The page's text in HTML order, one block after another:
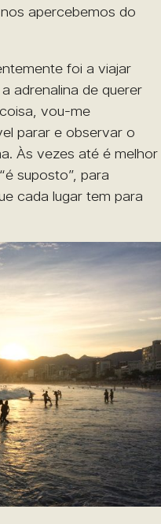
apercebemos do
foi a viajar
adrenalina de querer
vou-me
parar e observar o
Às vezes até é melhor
suposto”, para
cada lugar tem para